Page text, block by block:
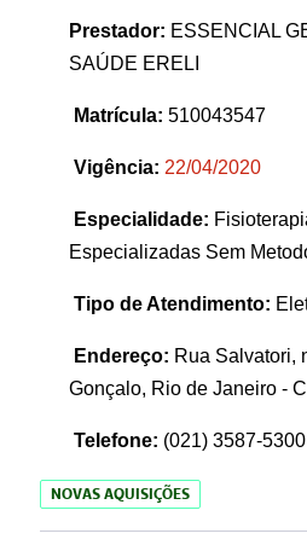
Prestador: ESSENCIAL
SAÚDE ERELI
Matrícula: 510043547
Vigência: 22/04/2020
Especialidade:
Especializadas Sem
Tipo de Atendimento:
Endereço: Rua Salvatori,
Gonçalo, Rio de Janeiro -
Telefone: (021) 3587-5300
NOVAS AQUISIÇÕES